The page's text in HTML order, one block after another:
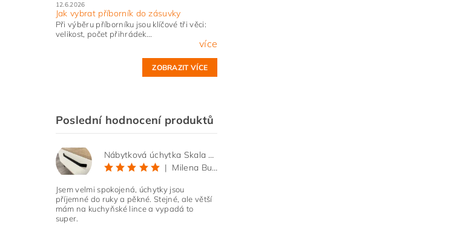
12.6.2026
Jak vybrat příborník do zásuvky
Při výběru příborníku jsou klíčové tři věci:
velikost, počet přihrádek...
více
ZOBRAZIT VÍCE
Poslední hodnocení produktů
Nábytková úchytka Skala černá matná
|
Milena Bučková
Jsem velmi spokojená, úchytky jsou
příjemné do ruky a pěkné. Stejné, ale větší
mám na kuchyňské lince a vypadá to
super.